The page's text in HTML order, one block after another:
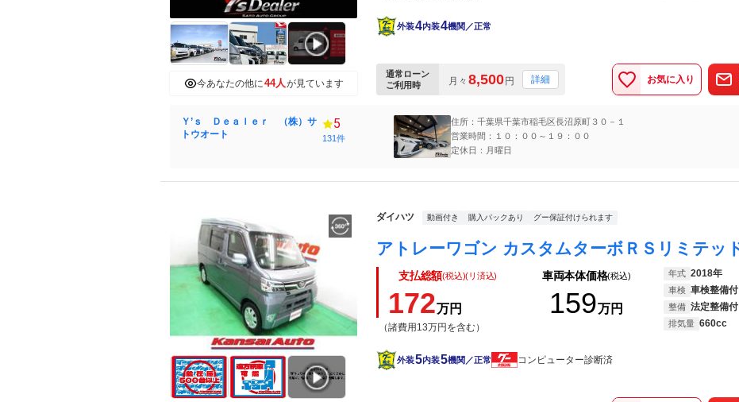
今あなたの他に44人が見ています
外装4内装4機関／正常
通常ローン
ご利用時
月々 8,500円 詳細 お気に入り
Ｙ’ｓ Ｄｅａｌｅｒ （株）サ
トウオート
5
131件
住所：千葉県千葉市稲毛区長沼原町３０－１
営業時間：１０：００～１９：００
定休日：月曜日
ダイハツ 動画付き 購入パックあり グー保証付けられます
支払総額(税込)(リ済込)
172万円
（諸費用13万円を含む）
車両本体価格(税込)
159万円
年式 2018年
車検 車検整備付
整備 法定整備付
排気量 660cc
外装5内装5機関／正常 コンピューター診断済